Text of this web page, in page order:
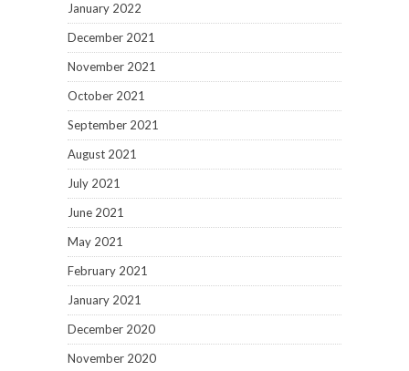
January 2022
December 2021
November 2021
October 2021
September 2021
August 2021
July 2021
June 2021
May 2021
February 2021
January 2021
December 2020
November 2020